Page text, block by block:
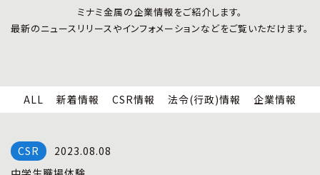
CSR情報
企業情報
全国事業所紹介
リサイクルサービス
小型家電リサイクル法
全国の回収対応
ミナミ金属の企業情報をご紹介します。
最新のニュースリリースやインフォメーションなどをご覧いただけます。
ALL 新着情報 CSR情報 法令(行政)情報 企業情報
2023.08.08